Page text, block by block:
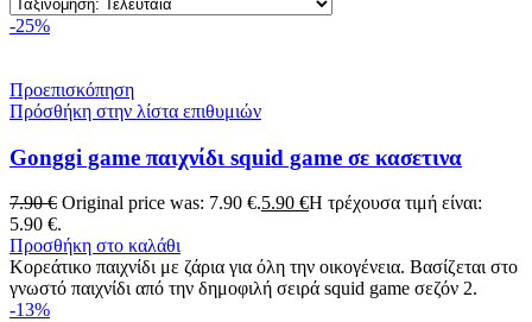
-25%
Προεπισκόπηση
Πρόσθήκη στην λίστα επιθυμιών
Gonggi game παιχνίδι squid game σε κασετινα
7.90€ Original price was: 7.90 €.5.90 €Η τρέχουσα τιμή είναι:
5.90 €.
Προσθήκη στο καλάθι
Κορεάτικο παιχνίδι με ζάρια για όλη την οικογένεια. Βασίζεται στο
γνωστό παιχνίδι από την δημοφιλή σειρά squid game σεζόν 2.
-13%